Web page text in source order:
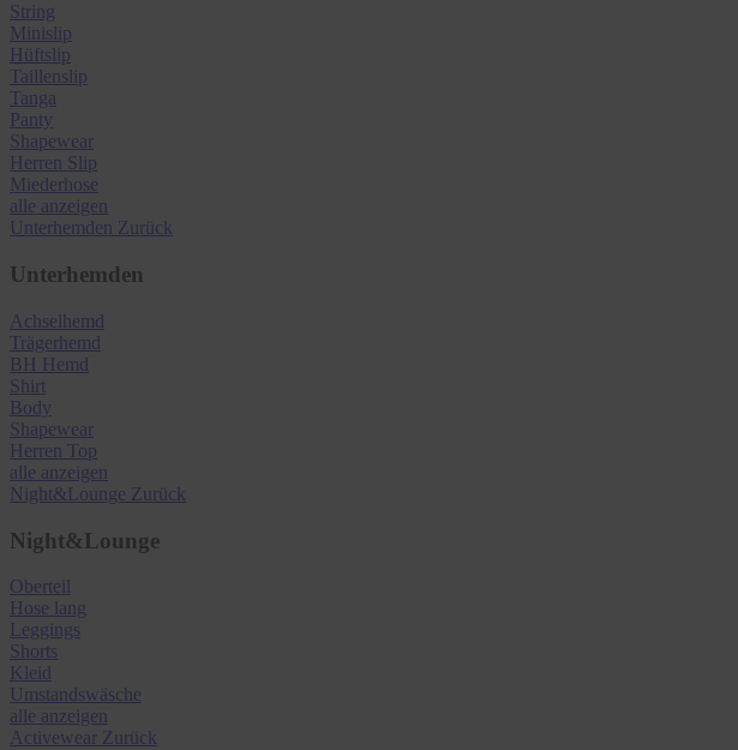
String
Minislip
Hüftslip
Taillenslip
Tanga
Panty
Shapewear
Herren Slip
Miederhose
alle anzeigen
Unterhemden Zurück
Unterhemden
Achselhemd
Trägerhemd
BH Hemd
Shirt
Body
Shapewear
Herren Top
alle anzeigen
Night&Lounge Zurück
Night&Lounge
Oberteil
Hose lang
Leggings
Shorts
Kleid
Umstandswäsche
alle anzeigen
Activewear Zurück